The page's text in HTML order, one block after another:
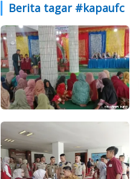
Berita tagar #kapaufc